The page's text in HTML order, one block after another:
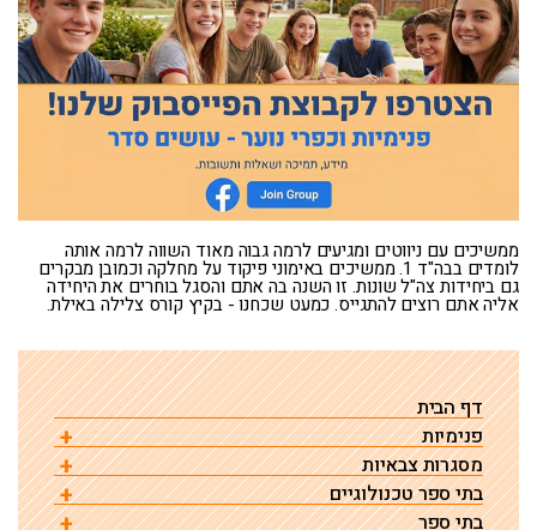
ממשיכים עם ניווטים ומגיעים לרמה גבוה מאוד השווה לרמה אותה
לומדים בבה"ד 1. ממשיכים באימוני פיקוד על מחלקה וכמובן מבקרים
גם ביחידות צה"ל שונות. זו השנה בה אתם והסגל בוחרים את היחידה
אליה אתם רוצים להתגייס. כמעט שכחנו - בקיץ קורס צלילה באילת.
דף הבית
פנימיות
אורט יד ליבוביץ – פנימיה אחרת
פנימיית אורט נתניה – תיאטרון | כפר נוער
אשל הנשיא
מסגרות צבאיות
אורט ימי אשדוד – קציני ים
בתי ספר טכנולוגיים
בית ספר טכנולוגי
בתי ספר